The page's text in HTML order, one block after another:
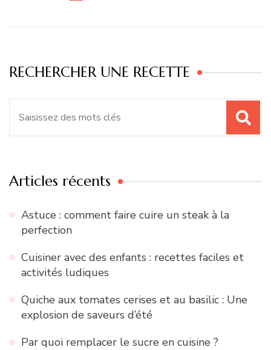
RECHERCHER UNE RECETTE
Articles récents
Astuce : comment faire cuire un steak à la
perfection
Cuisiner avec des enfants : recettes faciles et
activités ludiques
Quiche aux tomates cerises et au basilic : Une
explosion de saveurs d’été
Par quoi remplacer le sucre en cuisine ?